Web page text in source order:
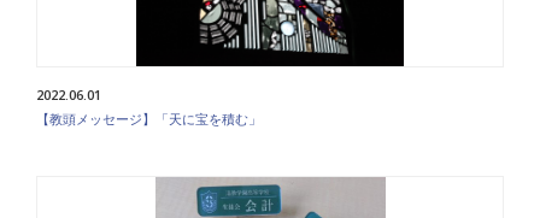
2022.06.01
【教頭メッセージ】「天に宝を積む」